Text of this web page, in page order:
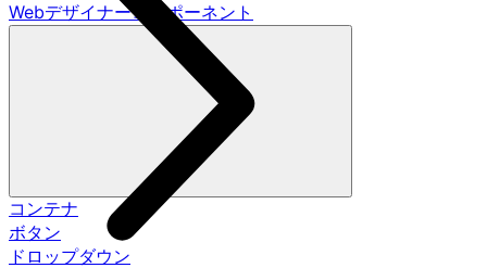
Webデザイナーコンポーネント
コンテナ
ボタン
ドロップダウン